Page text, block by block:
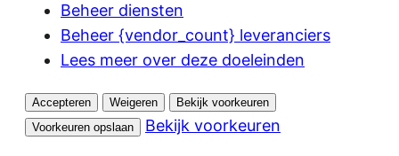
Beheer diensten
Beheer {vendor_count} leveranciers
Lees meer over deze doeleinden
Accepteren Weigeren
Bekijk voorkeuren
Voorkeuren opslaan
Bekijk voorkeuren